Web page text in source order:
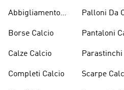
Abbigliamento
Borse Calcio
Calze Calcio
Completi Calcio
Palloni Da
Pantaloni
Parastinchi
Scarpe